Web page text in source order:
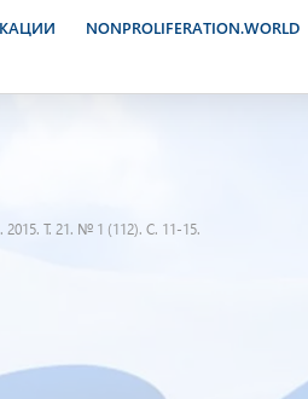
NONPROLIFERATION.WORLD
Т. 21. № 1 (112). С. 11-15.